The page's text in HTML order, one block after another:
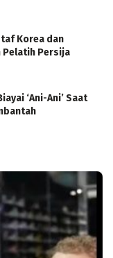
Korea dan
Pelatih Persija
‘Ani-Ani’ Saat